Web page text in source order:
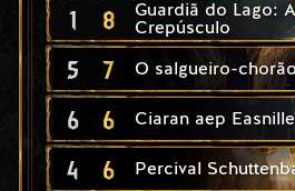
1 8
Guardiã do Lago:
Crepúsculo
5 7 O salgueiro-
6 6 Ciaran aep
4 6 Percival